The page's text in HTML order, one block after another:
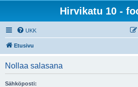
Hirvikatu 10 -
UKK
Etusivu
Nollaa salasana
Sähköposti: